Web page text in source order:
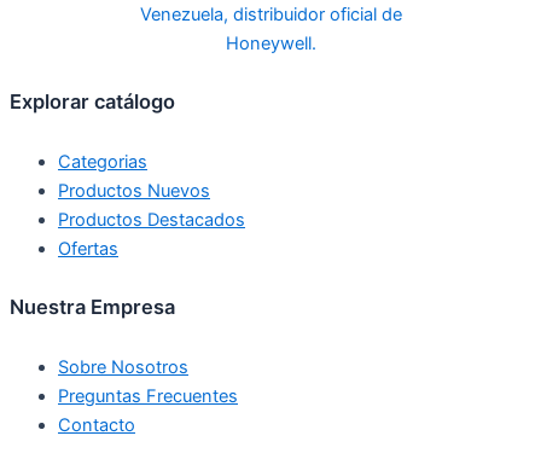
Explorar catálogo
Categorias
Productos Nuevos
Productos Destacados
Ofertas
Nuestra Empresa
Sobre Nosotros
Preguntas Frecuentes
Contacto